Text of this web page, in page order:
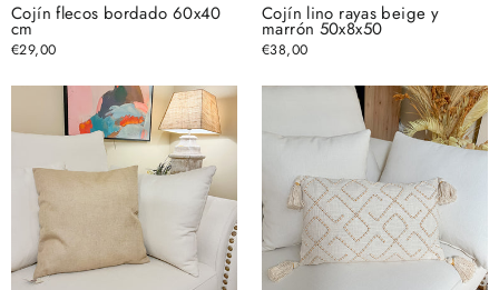
Cojín flecos bordado 60x40
cm
€29,00
Cojín lino rayas beige y
marrón 50x8x50
€38,00